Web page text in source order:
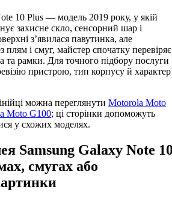
10 Plus — модель 2019 року, у якій
захисне скло, сенсорний шар і
з’явилася павутинка, але
плям і смуг, майстер спочатку перевіряє
та рамки. Для точного підбору послуги
пристрою, тип корпусу й характер
можна переглянути Motorola Moto
Moto G100; ці сторінки допоможуть
у схожих моделях.
Samsung Galaxy Note
смугах або